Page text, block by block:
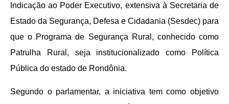
Indicação ao Poder Executivo, extensiva à Secretaria de
Estado da Segurança, Defesa e Cidadania (Sesdec) para
que o Programa de Segurança Rural, conhecido como
Patrulha Rural, seja institucionalizado como Política
Pública do estado de Rondônia.
Segundo o parlamentar, a iniciativa tem como objetivo